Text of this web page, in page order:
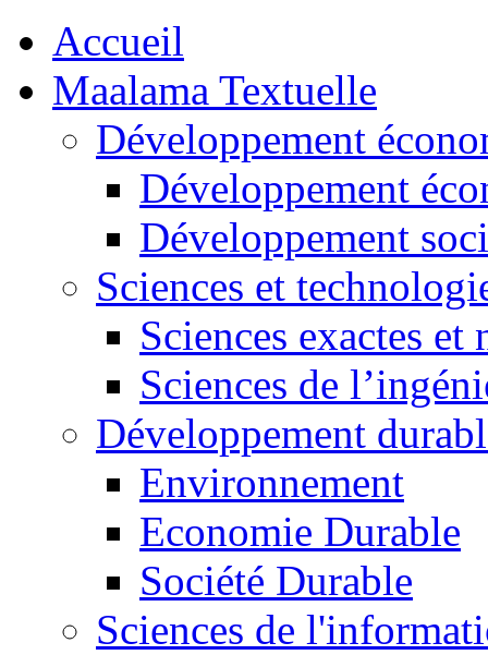
Accueil
Maalama Textuelle
Développement
Développement
Développement
Sciences et
Sciences exactes et
Sciences de
Développement
Environnement
Economie Durable
Société Durable
Sciences de